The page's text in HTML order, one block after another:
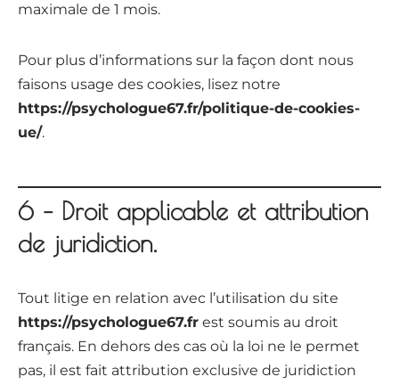
maximale de 1 mois.
Pour plus d’informations sur la façon dont nous
faisons usage des cookies, lisez notre
https://psychologue67.fr/politique-de-cookies-
ue/.
6 – Droit applicable et attribution
de juridiction.
Tout litige en relation avec l’utilisation du site
https://psychologue67.fr est soumis au droit
français. En dehors des cas où la loi ne le permet
pas, il est fait attribution exclusive de juridiction